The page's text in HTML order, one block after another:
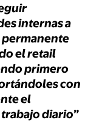
internas a
permanente
el retail
primero
con
el
diario”